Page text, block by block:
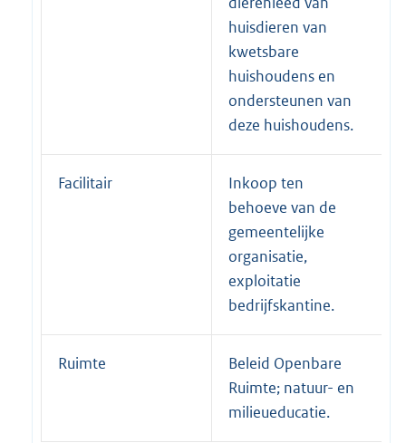
huisdieren van
kwetsbare
huishoudens en
ondersteunen van
deze huishoudens.
Facilitair
Inkoop ten
behoeve van de
gemeentelijke
organisatie,
exploitatie
bedrijfskantine.
Ruimte
Beleid Openbare
Ruimte; natuur- en
milieueducatie.